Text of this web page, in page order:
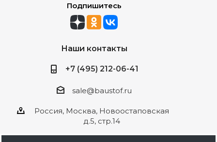
Подпишитесь
Наши контакты
+7 (495) 212-06-41
sale@baustof.ru
Россия, Москва, Новоостаповская
д.5, стр.14